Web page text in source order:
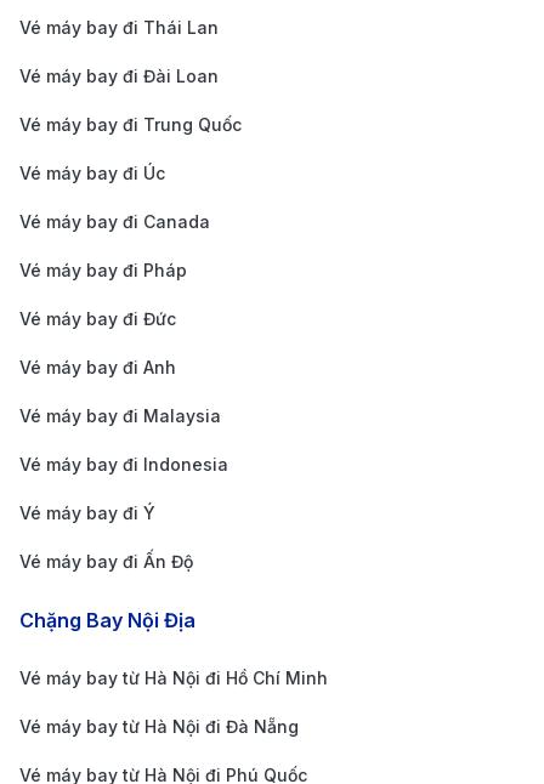
China Airlines
(JAL)
chuyến/tuần
XiamenAir
Giá vé máy bay đi Vancouver mới
cập nhật
17.054.000 - 80.462.200 VND
Giá vé máy bay Hà Nội Vancouver một chiều từ
8.918.000 - 10.241.000 VND
Chặng bay Hà Nội
Vancouver
Giá vé máy bay Hà
Vietnam Airlines
Giá vé máy bay Hà
Canada
Giá vé máy bay Hà
Vé máy bay đi Thái Lan
Vé máy bay đi Đài Loan
Vé máy bay đi Trung Quốc
Vé máy bay đi Úc
Vé máy bay đi Canada
Vé máy bay đi Pháp
Vé máy bay đi Đức
Vé máy bay đi Anh
Vé máy bay đi Malaysia
Vé máy bay đi Indonesia
Vé máy bay đi Ý
Vé máy bay đi Ấn Độ
Chặng Bay Nội Địa
Vé máy bay từ Hà Nội đi Hồ Chí Minh
Vé máy bay từ Hà Nội đi Đà Nẵng
Vé máy bay từ Hà Nội đi Phú Quốc